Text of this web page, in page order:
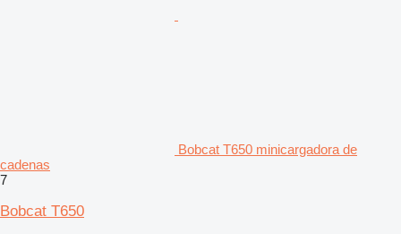
Bobcat T650 minicargadora de
cadenas
7
Bobcat T650